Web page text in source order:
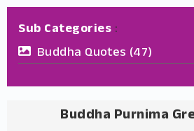
Sub Categories :
Buddha Quotes (47)
Buddha Purnima